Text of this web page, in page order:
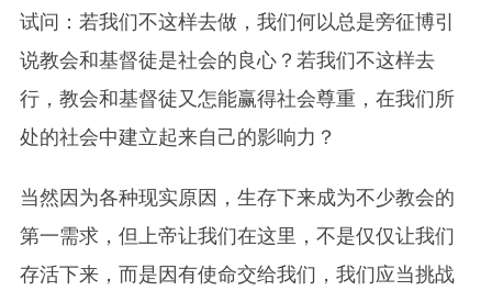
试问：若我们不这样去做，我们何以总是旁征博引
说教会和基督徒是社会的良心？若我们不这样去
行，教会和基督徒又怎能赢得社会尊重，在我们所
处的社会中建立起来自己的影响力？
当然因为各种现实原因，生存下来成为不少教会的
第一需求，但上帝让我们在这里，不是仅仅让我们
存活下来，而是因有使命交给我们，我们应当挑战